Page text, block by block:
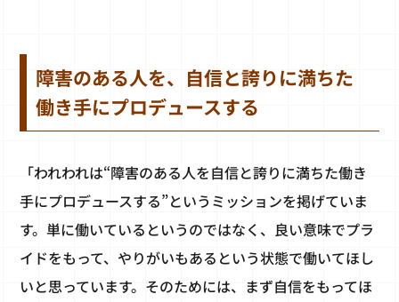
障害のある人を、自信と誇りに満ちた
働き手にプロデュースする
「われわれは“障害のある人を自信と誇りに満ちた働き
手にプロデュースする”というミッションを掲げていま
す。単に働いているというのではなく、良い意味でプラ
イドをもって、やりがいもあるという状態で働いてほし
いと思っています。そのためには、まず自信をもってほ